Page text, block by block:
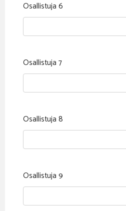
Osallistuja 6
Osallistuja 7
Osallistuja 8
Osallistuja 9